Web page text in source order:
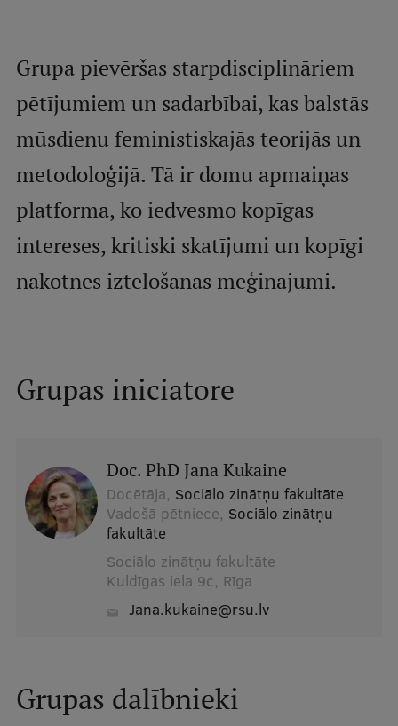
galvenā
izvēlne
Pamatstudiju programmas
Doktorantūra
Rezidentūra
Uzņemšana
Praktiska informācija
Studiju norises vietas
Fakultātes
Mūsu cilvēki
RSU fonds
Grupa pievēršas starpdisciplināriem
pētījumiem un sadarbībai, kas balstās
mūsdienu feministiskajās teorijās un
metodoloģijā. Tā ir domu apmaiņas
platforma, ko iedvesmo kopīgas
intereses, kritiski skatījumi un kopīgi
nākotnes iztēlošanās mēģinājumi.
Grupas iniciatore
Doc. PhD Jana Kukaine
Docētāja, Sociālo zinātņu fakultāte
Vadošā pētniece, Sociālo zinātņu
fakultāte
Sociālo zinātņu fakultāte
Kuldīgas iela 9c, Rīga
jana.kukaine@rsu.lv
Grupas dalībnieki